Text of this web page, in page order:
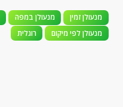
מנעולן זמין מנעולן במפה
מנעולן לפי מיקום
רוגלית